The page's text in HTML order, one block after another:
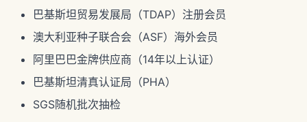
巴基斯坦贸易发展局（TDAP）注册会员
澳大利亚种子联合会（ASF）海外会员
阿里巴巴金牌供应商（14年以上认证）
巴基斯坦清真认证局（PHA）
SGS随机批次抽检